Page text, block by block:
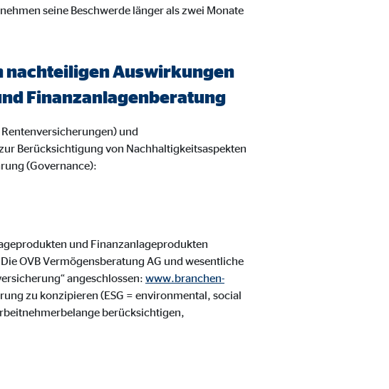
seine Beschwerde länger als zwei Monate
nachteiligen Auswirkungen
Finanzanlagenberatung
und
Berücksichtigung von Nachhaltigkeitsaspekten
(Governance):
und Finanzanlageprodukten
OVB Vermögensberatung AG und wesentliche
angeschlossen: www.branchen-
zu konzipieren (ESG = environmental, social
berücksichtigen,